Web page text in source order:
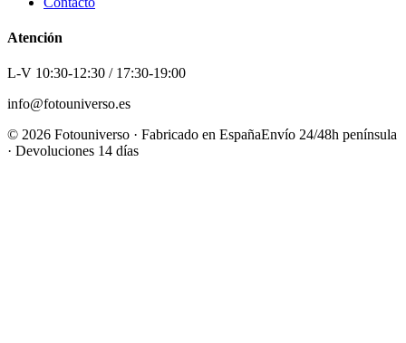
Atención
L-V 10:30-12:30 / 17:30-19:00
info@fotouniverso.es
© 2026 Fotouniverso · Fabricado en EspañaEnvío 24/48h península
· Devoluciones 14 días